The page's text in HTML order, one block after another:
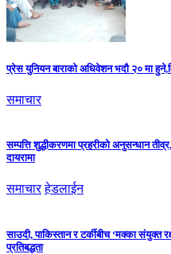
प्रेस युनियन बाराको अधिवेशन भदौ २० मा
समाचार
सम्पत्ति शुद्धीकरणमा प्रहरीको अनुसन्धान
दायरामा
समाचार हेडलाईन
साउदी, पाकिस्तान र टर्कीबीच ‘मक्का संयुक्त
प्रतिबद्धता